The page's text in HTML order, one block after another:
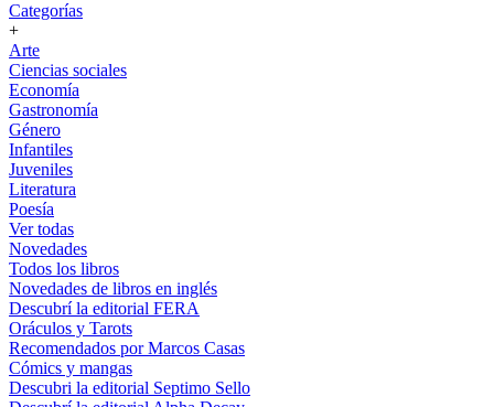
Categorías
+
Arte
Ciencias sociales
Economía
Gastronomía
Género
Infantiles
Juveniles
Literatura
Poesía
Ver todas
Novedades
Todos los libros
Novedades de libros en inglés
Descubrí la editorial FERA
Oráculos y Tarots
Recomendados por Marcos Casas
Cómics y mangas
Descubri la editorial Septimo Sello